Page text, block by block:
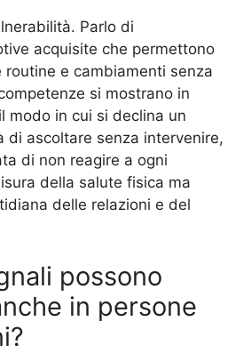
Parlo di
acquisite che permettono
e cambiamenti senza
si mostrano in
modo in cui si declina un
di ascoltare senza intervenire,
di non reagire a ogni
della salute fisica ma
delle relazioni e del
possono
in persone